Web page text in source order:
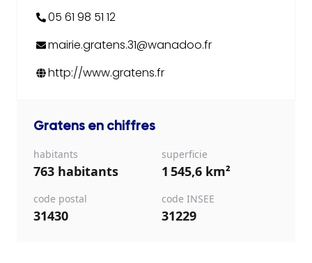
05 61 98 51 12
mairie.gratens.31@wanadoo.fr
http://www.gratens.fr
Gratens en chiffres
habitants
763 habitants
superficie
1 545,6 km²
code postal
31430
code INSEE
31229